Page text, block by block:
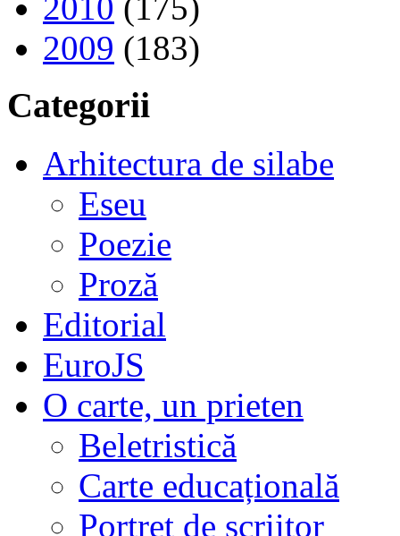
2009 (183)
Categorii
Arhitectura de silabe
Eseu
Poezie
Proză
Editorial
EuroJS
O carte, un prieten
Beletristică
Carte educațională
Portret de scriitor